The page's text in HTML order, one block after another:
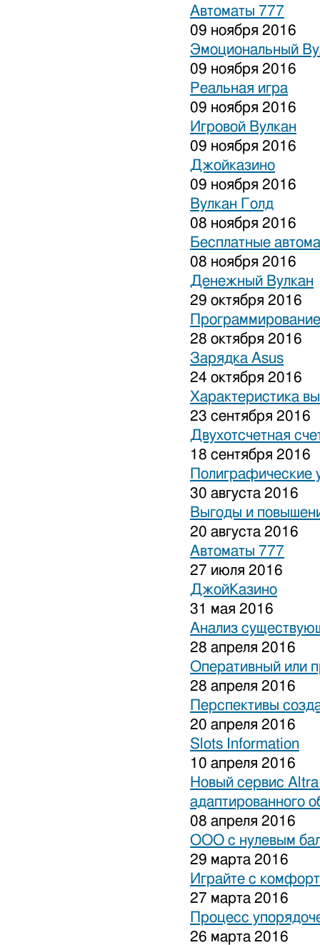
Автоматы 777
09 ноября 2016
Эмоциональный
09 ноября 2016
Реальная игра
09 ноября 2016
Игровой Вулкан
09 ноября 2016
Джойказино
09 ноября 2016
Вулкан Голд
08 ноября 2016
Бесплатные
08 ноября 2016
Денежный Вулкан
29 октября 2016
28 октября 2016
Зарядка Asus
24 октября 2016
Характеристика
23 сентября 2016
Двухотсчетная
18 сентября 2016
Полиграфические
30 августа 2016
Выгоды и
20 августа 2016
Автоматы 777
27 июля 2016
ДжойКазино
31 мая 2016
Анализ
28 апреля 2016
Оперативный или
28 апреля 2016
Перспективы
20 апреля 2016
Slots Information
10 апреля 2016
Новый сервис Altra
адаптированного
08 апреля 2016
ООО с нулевым
29 марта 2016
Играйте с
27 марта 2016
Процесс
26 марта 2016